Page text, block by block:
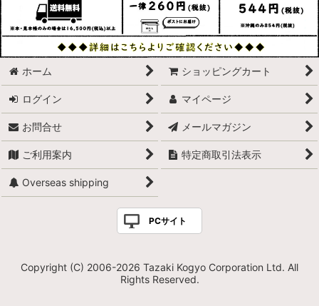
ホーム ショッピングカート
ログイン マイページ
お問合せ メールマガジン
ご利用案内 特定商取引法表示
Overseas shipping
PCサイト
Copyright (C) 2006-2026 Tazaki Kogyo Corporation Ltd. All
Rights Reserved.